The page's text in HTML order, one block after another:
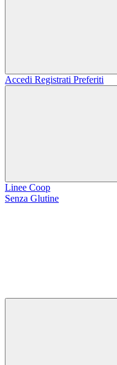
Accedi Registrati Preferiti
Linee Coop
Senza Glutine